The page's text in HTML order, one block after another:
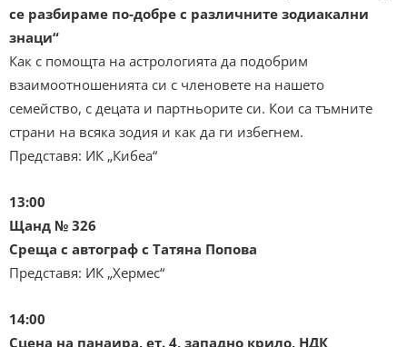
се разбираме по-добре с различните зодиакални
знаци“
Как с помощта на астрологията да подобрим
взаимоотношенията си с членовете на нашето
семейство, с децата и партньорите си. Кои са тъмните
страни на всяка зодия и как да ги избегнем.
Представя: ИК „Кибеа“
13:00
Щанд № 326
Среща с автограф с Татяна Попова
Представя: ИК „Хермес“
14:00
Сцена на панаира, ет. 4, западно крило, НДК